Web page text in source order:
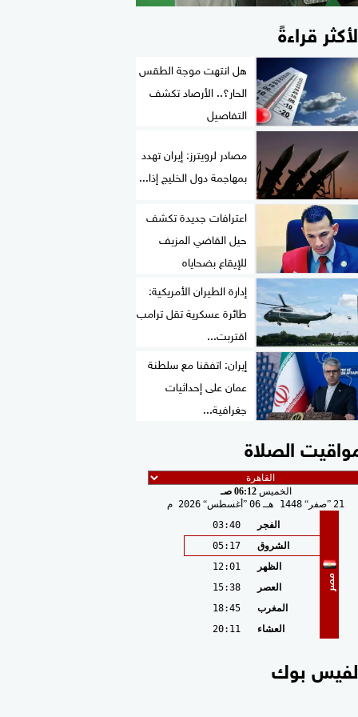
قراءةً
هل انتهت موجة الطقس
الحار؟.. الأرصاد تكشف
التفاصيل
مصادر لرويترز: إيران تهدد
بمهاجمة دول الخليج إذا...
اعترافات جديدة تكشف
حيل القاضي المزيف
للإيقاع بضحاياه
إدارة الطيران الأمريكية:
طائرة عسكرية تقل ترامب
اقتربت...
إيران: اتفقنا مع سلطنة
عمان على إحداثيات
جغرافية...
الصلاة
الخميس06:12 صـ
21 صفر 1448 هـ 06 أغسطس 2026 م
مصر
الفجر
03:40
الشروق
05:17
الظهر
12:01
العصر
15:38
المغرب
18:45
العشاء
20:11
بوك